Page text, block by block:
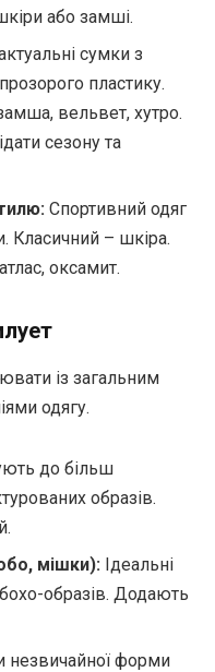
або замші.
сумки з
пластику.
вельвет, хутро.
сезону та
Спортивний одяг
Класичний – шкіра.
оксамит.
із загальним
одягу.
до більш
образів.
мішки): Ідеальні
образів. Додають
незвичайної форми